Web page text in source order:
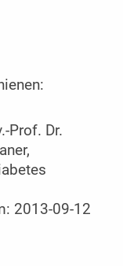
Prof. Dr.
2013-09-12